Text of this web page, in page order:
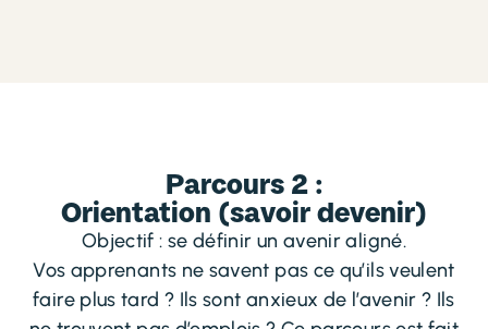
Parcours 2 :
Orientation (savoir devenir)
Objectif : se définir un avenir aligné.
Vos apprenants ne savent pas ce qu’ils veulent
faire plus tard ? Ils sont anxieux de l’avenir ? Ils